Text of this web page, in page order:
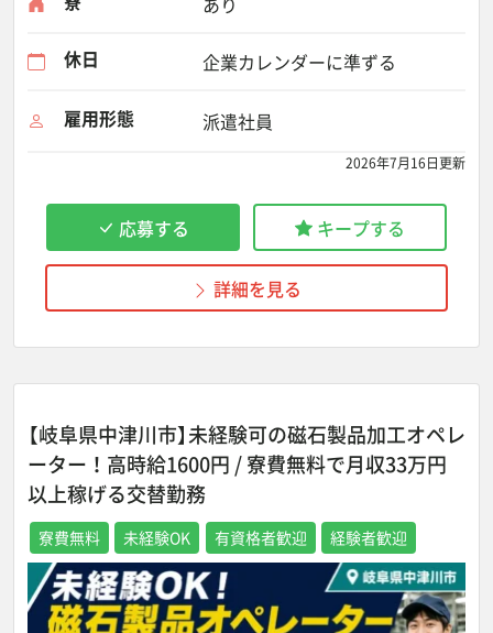
休日 企業カレンダーに準ずる
雇用形態 派遣社員
2026年7月16日更新
応募する キープする
詳細を見る
【岐阜県中津川市】未経験可の磁石製品加工オペレ
ーター！高時給1600円 / 寮費無料で月収33万円
以上稼げる交替勤務
寮費無料 未経験OK 有資格者歓迎 経験者歓迎